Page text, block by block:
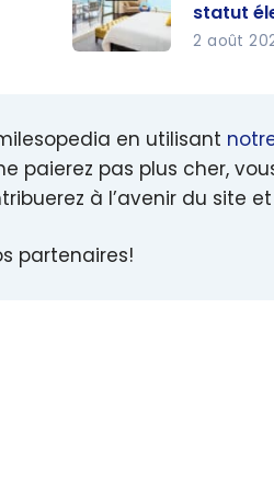
Bonvoy :
Comment
économis
er à
l’hôtel
statut
2 août
en utilisant
paierez pas plus cher,
à l’avenir du site
partenaires!